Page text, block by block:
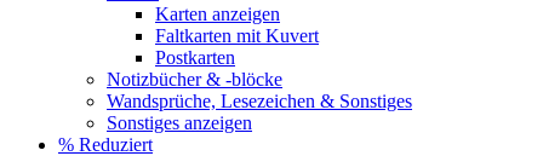
Karten anzeigen
Faltkarten mit Kuvert
Postkarten
Notizbücher & -blöcke
Wandsprüche, Lesezeichen & Sonstiges
Sonstiges anzeigen
% Reduziert